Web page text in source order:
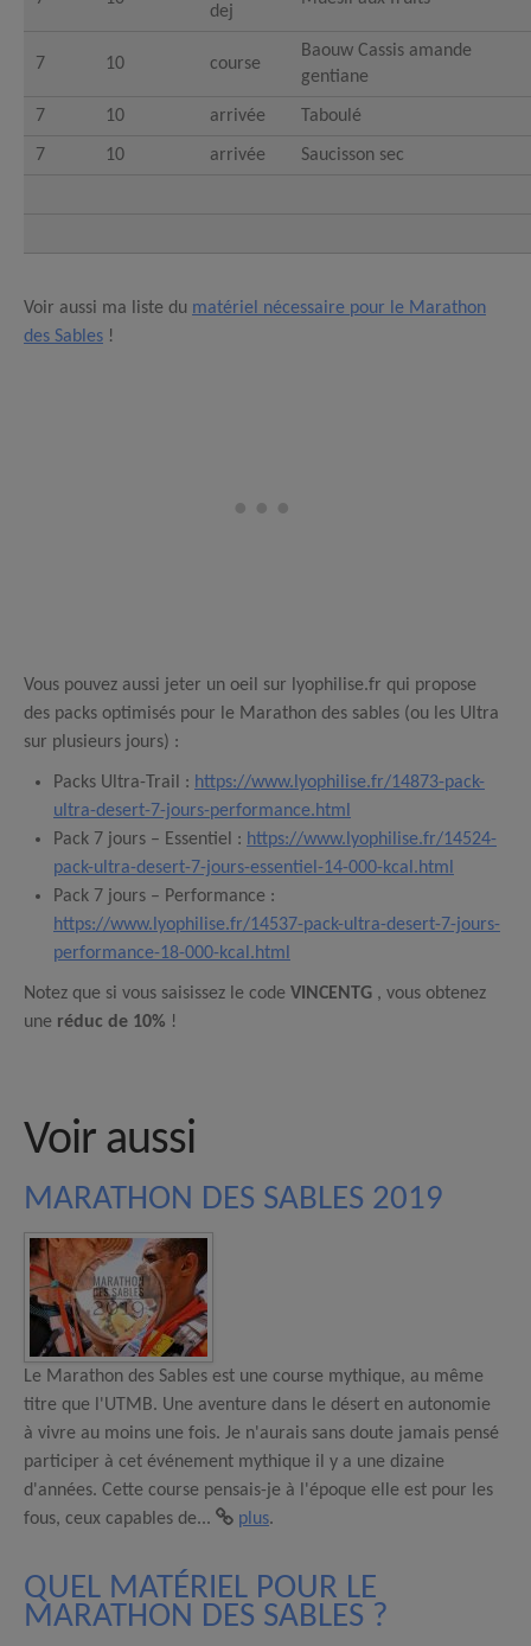
dej
7 10 course
Baouw Cassis amande
gentiane
7 10 arrivée Taboulé
7 10 arrivée Saucisson sec
Voir aussi ma liste du matériel nécessaire pour le Marathon
des Sables !
Vous pouvez aussi jeter un oeil sur lyophilise.fr qui propose
des packs optimisés pour le Marathon des sables (ou les Ultra
sur plusieurs jours) :
Packs Ultra-Trail : https://www.lyophilise.fr/14873-pack-
ultra-desert-7-jours-performance.html
Pack 7 jours – Essentiel : https://www.lyophilise.fr/14524-
pack-ultra-desert-7-jours-essentiel-14-000-kcal.html
Pack 7 jours – Performance :
https://www.lyophilise.fr/14537-pack-ultra-desert-7-jours-
performance-18-000-kcal.html
Notez que si vous saisissez le code VINCENTG , vous obtenez
une réduc de 10% !
Voir aussi
MARATHON DES SABLES 2019
Le Marathon des Sables est une course mythique, au même
titre que l'UTMB. Une aventure dans le désert en autonomie
à vivre au moins une fois. Je n'aurais sans doute jamais pensé
participer à cet événement mythique il y a une dizaine
d'années. Cette course pensais-je à l'époque elle est pour les
fous, ceux capables de...
plus.
QUEL MATÉRIEL POUR LE
MARATHON DES SABLES ?